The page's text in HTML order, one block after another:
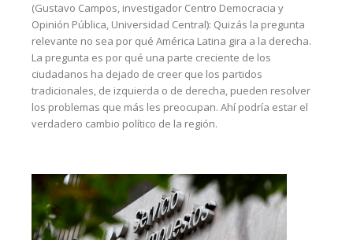
(Gustavo Campos, investigador Centro Democracia y
Opinión Pública, Universidad Central): Quizás la pregunta
relevante no sea por qué América Latina gira a la derecha.
La pregunta es por qué una parte creciente de los
ciudadanos ha dejado de creer que los partidos
tradicionales, de izquierda o de derecha, pueden resolver
los problemas que más les preocupan. Ahí podría estar el
verdadero cambio político de la región.